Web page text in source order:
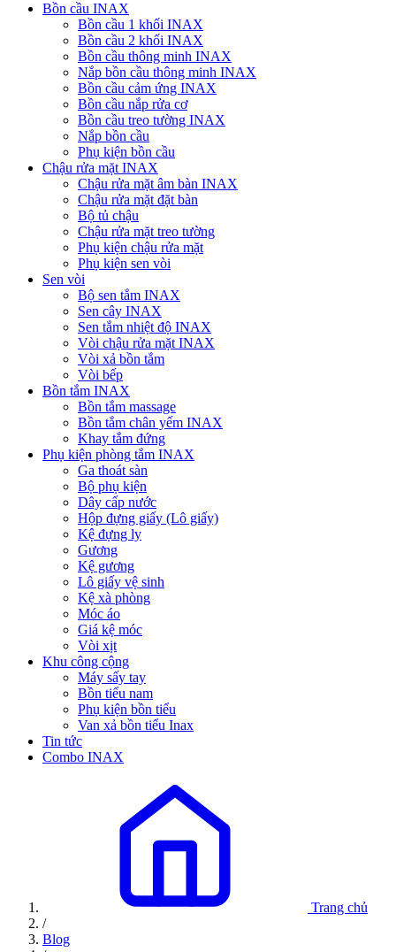
Bồn cầu INAX
Bồn cầu 1 khối INAX
Bồn cầu 2 khối INAX
Bồn cầu thông minh INAX
Nắp bồn cầu thông minh INAX
Bồn cầu cảm ứng INAX
Bồn cầu nắp rửa cơ
Bồn cầu treo tường INAX
Nắp bồn cầu
Phụ kiện bồn cầu
Chậu rửa mặt INAX
Chậu rửa mặt âm bàn INAX
Chậu rửa mặt đặt bàn
Bộ tủ chậu
Chậu rửa mặt treo tường
Phụ kiện chậu rửa mặt
Phụ kiện sen vòi
Sen vòi
Bộ sen tắm INAX
Sen cây INAX
Sen tắm nhiệt độ INAX
Vòi chậu rửa mặt INAX
Vòi xả bồn tắm
Vòi bếp
Bồn tắm INAX
Bồn tắm massage
Bồn tắm chân yếm INAX
Khay tắm đứng
Phụ kiện phòng tắm INAX
Ga thoát sàn
Bộ phụ kiện
Dây cấp nước
Hộp đựng giấy (Lô giấy)
Kệ đựng ly
Gương
Kệ gương
Lô giấy vệ sinh
Kệ xà phòng
Móc áo
Giá kệ móc
Vòi xịt
Khu công cộng
Máy sấy tay
Bồn tiểu nam
Phụ kiện bồn tiểu
Van xả bồn tiểu Inax
Tin tức
Combo INAX
Trang chủ
/
Blog